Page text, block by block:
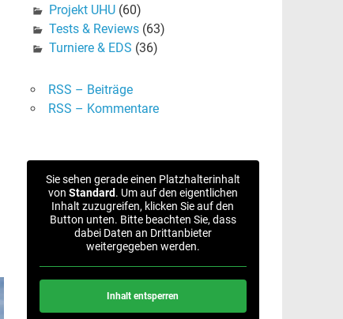
Projekt UHU(60)
Tests & Reviews(63)
Turniere & EDS (36)
RSS – Beiträge
RSS – Kommentare
Sie sehen gerade einen Platzhalterinhalt
von Standard. Um auf den eigentlichen
Inhalt zuzugreifen, klicken Sie auf den
Button unten. Bitte beachten Sie, dass
dabei Daten an Drittanbieter
weitergegeben werden.
Inhalt entsperren